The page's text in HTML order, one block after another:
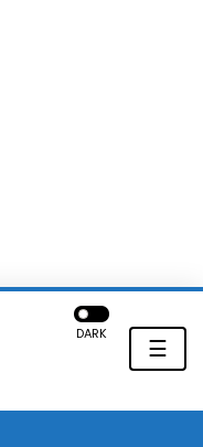
☰
DARK